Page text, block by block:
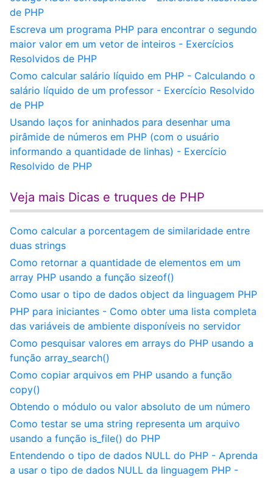
de PHP
Escreva um programa PHP para encontrar o segundo
maior valor em um vetor de inteiros - Exercícios
Resolvidos de PHP
Como calcular salário líquido em PHP - Calculando o
salário líquido de um professor - Exercício Resolvido
de PHP
Usando laços for aninhados para desenhar uma
pirâmide de números em PHP (com o usuário
informando a quantidade de linhas) - Exercício
Resolvido de PHP
Veja mais Dicas e truques de PHP
Como calcular a porcentagem de similaridade entre
duas strings
Como retornar a quantidade de elementos em um
array PHP usando a função sizeof()
Como usar o tipo de dados object da linguagem PHP
PHP para iniciantes - Como obter uma lista completa
das variáveis de ambiente disponíveis no servidor
Como pesquisar valores em arrays do PHP usando a
função array_search()
Como copiar arquivos em PHP usando a função
copy()
Obtendo o módulo ou valor absoluto de um número
Como testar se uma string representa um arquivo
usando a função is_file() do PHP
Entendendo o tipo de dados NULL do PHP - Aprenda
a usar o tipo de dados NULL da linguagem PHP -